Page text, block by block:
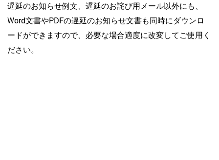
遅延のお知らせ例文、遅延のお詫び用メール以外にも、
Word文書やPDFの遅延のお知らせ文書も同時にダウンロ
ードができますので、必要な場合適度に改変してご使用く
ださい。